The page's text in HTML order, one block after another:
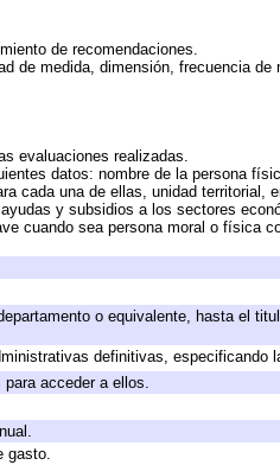
de recomendaciones.
de medida, dimensión, frecuencia de
evaluaciones realizadas.
datos: nombre de la persona
cada una de ellas, unidad
y subsidios a los sectores
cuando sea persona moral o física
o equivalente, hasta el
definitivas, especificando
acceder a ellos.
gasto.